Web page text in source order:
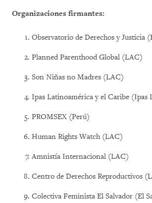
Organizaciones firmantes:
Observatorio de Derechos y Justicia
Planned Parenthood Global (LAC)
Son Niñas no Madres (LAC)
Ipas Latinoamérica y el Caribe (Ipas
PROMSEX (Perú)
Human Rights Watch (LAC)
Amnistía Internacional (LAC)
Centro de Derechos Reproductivos
Colectiva Feminista El Salvador (El